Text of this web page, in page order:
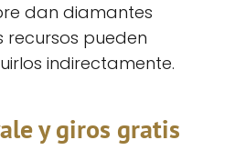
dan diamantes
recursos pueden
indirectamente.
y giros gratis